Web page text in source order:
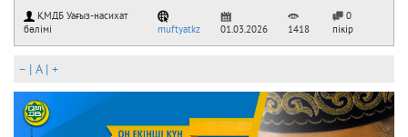
ҚМДБ Уағыз-насихат
бөлімі
muftyatkz 01.03.2026 1418
0
пікір
– | A| +